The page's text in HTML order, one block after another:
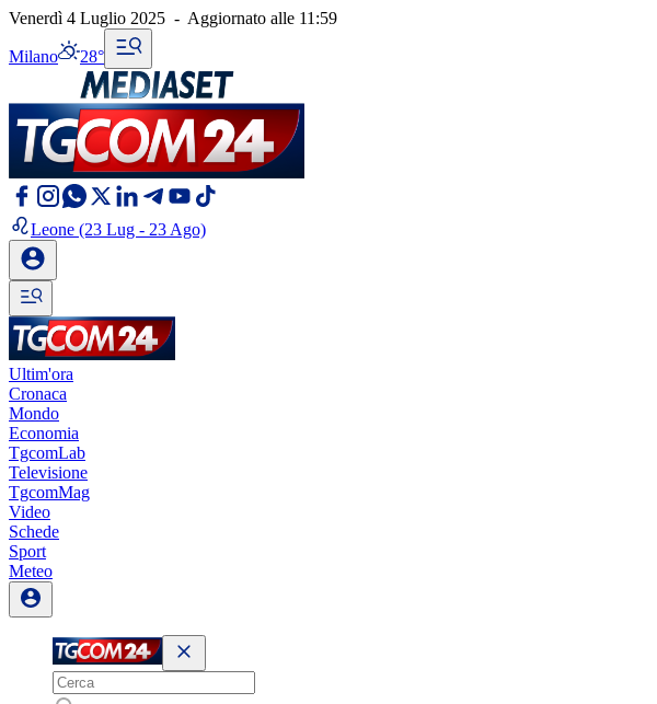
Venerdì 4 Luglio 2025 - Aggiornato alle 11:59
Milano 28°
Leone (23 Lug - 23 Ago)
Ultim'ora
Cronaca
Mondo
Economia
TgcomLab
Televisione
TgcomMag
Video
Schede
Sport
Meteo